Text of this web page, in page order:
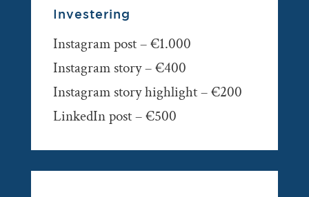
Investering
Instagram post – €1.000
Instagram story – €400
Instagram story highlight – €200
LinkedIn post – €500